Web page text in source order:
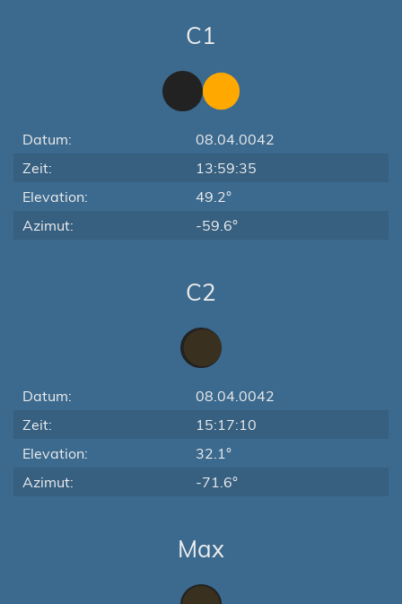
C1
Datum:
08.04.0042
Zeit:
13:59:35
Elevation:
49.2°
Azimut:
-59.6°
C2
Datum:
08.04.0042
Zeit:
15:17:10
Elevation:
32.1°
Azimut:
-71.6°
Max